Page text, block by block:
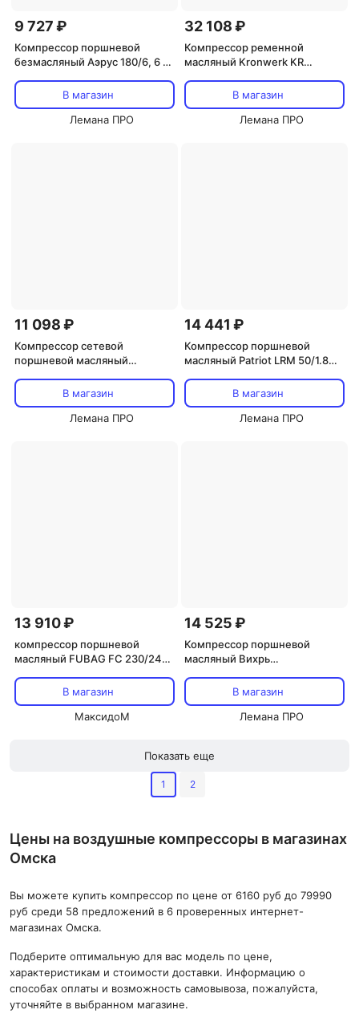
9 727 ₽
Компрессор поршневой
безмасляный Аэрус 180/6, 6 л,
В магазин
Лемана ПРО
32 108 ₽
Компрессор ременной
масляный Kronwerk KR
В магазин
Лемана ПРО
11 098 ₽
Компрессор сетевой
поршневой масляный
В магазин
Лемана ПРО
14 441 ₽
Компрессор поршневой
масляный Patriot LRM 50/1.8C,
В магазин
Лемана ПРО
13 910 ₽
компрессор поршневой
масляный FUBAG FС 230/24
В магазин
МаксидоМ
14 525 ₽
Компрессор поршневой
масляный Вихрь
В магазин
Лемана ПРО
Показать еще
1 2
Цены на воздушные компрессоры в магазинах
Омска
Вы можете купить компрессор по цене от 6160 руб до 79990
руб среди 58 предложений в 6 проверенных интернет-
магазинах Омска.
Подберите оптимальную для вас модель по цене,
характеристикам и стоимости доставки. Информацию о
способах оплаты и возможность самовывоза, пожалуйста,
уточняйте в выбранном магазине.